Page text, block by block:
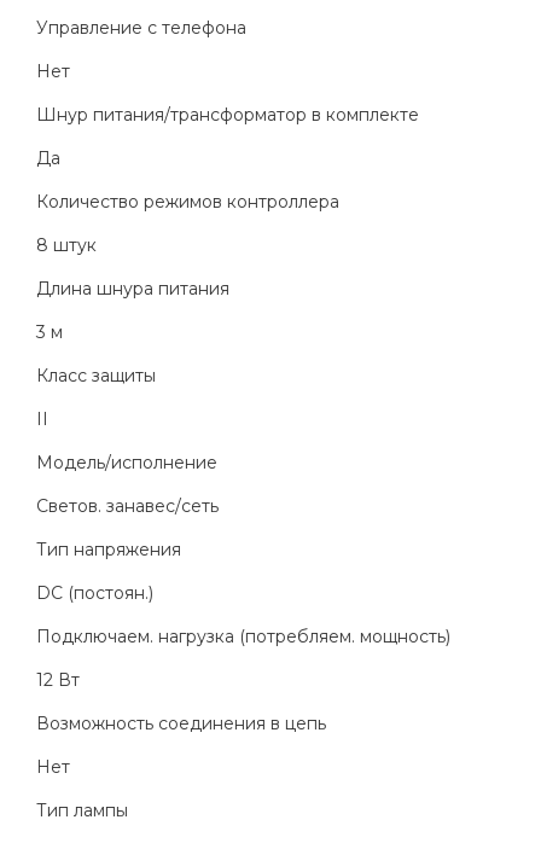
Управление с телефона
Нет
Шнур питания/трансформатор в комплекте
Да
Количество режимов контроллера
8 штук
Длина шнура питания
3 м
Класс защиты
II
Модель/исполнение
Светов. занавес/сеть
Тип напряжения
DC (постоян.)
Подключаем. нагрузка (потребляем. мощность)
12 Вт
Возможность соединения в цепь
Нет
Тип лампы